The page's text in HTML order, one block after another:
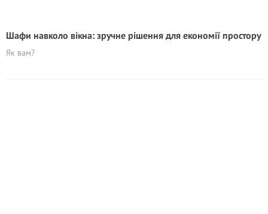
Шафи навколо вікна: зручне рішення для економії простору
Як вам?